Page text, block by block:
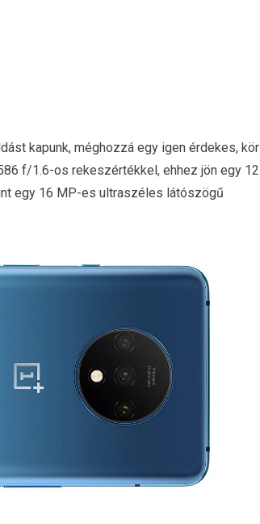
kapunk, méghozzá egy igen érdekes, kör
f/1.6-os rekeszértékkel, ehhez jön egy 12
egy 16 MP-es ultraszéles látószögű